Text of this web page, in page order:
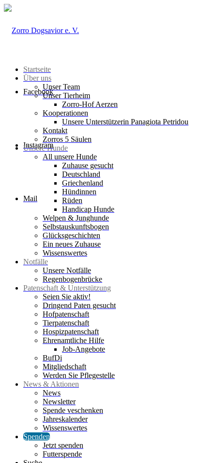
Facebook
Instagram
Mail
Startseite
Über uns
Unser Team
Unser Tierheim
Zorro-Hof Aerzen
Kooperationen
Unsere Unterstützerin Panagiota Petridou
Kontakt
Zorros 5 Säulen
Unsere Hunde
All unsere Hunde
Zuhause gesucht
Deutschland
Griechenland
Hündinnen
Rüden
Handicap Hunde
Welpen & Junghunde
Selbstauskunftsbogen
Glücksgeschichten
Ein neues Zuhause
Wissenswertes
Notfälle
Unsere Notfälle
Regenbogenbrücke
Patenschaft & Unterstützung
Seien Sie aktiv!
Dringend Paten gesucht
Hofpatenschaft
Tierpatenschaft
Hospizpatenschaft
Ehrenamtliche Hilfe
Job-Angebote
BufDi
Mitgliedschaft
Werden Sie Pflegestelle
News & Aktionen
News
Newsletter
Spende veschenken
Jahreskalender
Wissenswertes
Spenden
Jetzt spenden
Futterspende